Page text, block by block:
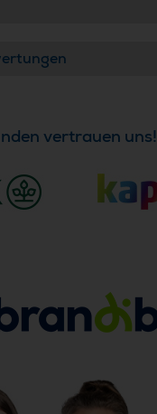
vertrauen uns!